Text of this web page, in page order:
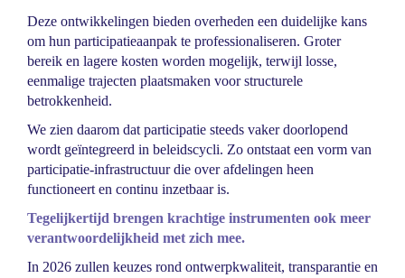
Deze ontwikkelingen bieden overheden een duidelijke kans
om hun participatieaanpak te professionaliseren. Groter
bereik en lagere kosten worden mogelijk, terwijl losse,
eenmalige trajecten plaatsmaken voor structurele
betrokkenheid.
We zien daarom dat participatie steeds vaker doorlopend
wordt geïntegreerd in beleidscycli. Zo ontstaat een vorm van
participatie-infrastructuur die over afdelingen heen
functioneert en continu inzetbaar is.
Tegelijkertijd brengen krachtige instrumenten ook meer
verantwoordelijkheid met zich mee.
In 2026 zullen keuzes rond ontwerpkwaliteit, transparantie en